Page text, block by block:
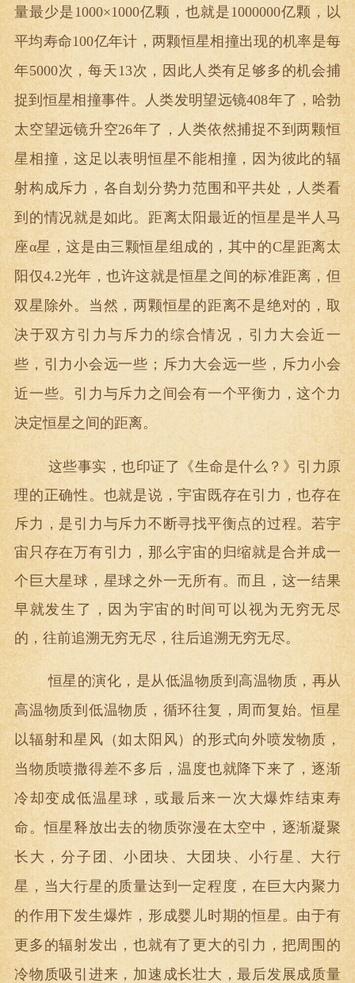
量最少是1000×1000亿颗，也就是1000000亿颗，以
平均寿命100亿年计，两颗恒星相撞出现的机率是每
年5000次，每天13次，因此人类有足够多的机会捕
捉到恒星相撞事件。人类发明望远镜408年了，哈勃
太空望远镜升空26年了，人类依然捕捉不到两颗恒
星相撞，这足以表明恒星不能相撞，因为彼此的辐
射构成斥力，各自划分势力范围和平共处，人类看
到的情况就是如此。距离太阳最近的恒星是半人马
座α星，这是由三颗恒星组成的，其中的C星距离太
阳仅4.2光年，也许这就是恒星之间的标准距离，但
双星除外。当然，两颗恒星的距离不是绝对的，取
决于双方引力与斥力的综合情况，引力大会近一
些，引力小会远一些；斥力大会远一些，斥力小会
近一些。引力与斥力之间会有一个平衡力，这个力
决定恒星之间的距离。
这些事实，也印证了《生命是什么？》引力原
理的正确性。也就是说，宇宙既存在引力，也存在
斥力，是引力与斥力不断寻找平衡点的过程。若宇
宙只存在万有引力，那么宇宙的归缩就是合并成一
个巨大星球，星球之外一无所有。而且，这一结果
早就发生了，因为宇宙的时间可以视为无穷无尽
的，往前追溯无穷无尽，往后追溯无穷无尽。
恒星的演化，是从低温物质到高温物质，再从
高温物质到低温物质，循环往复，周而复始。恒星
以辐射和星风（如太阳风）的形式向外喷发物质，
当物质喷撒得差不多后，温度也就降下来了，逐渐
冷却变成低温星球，或最后来一次大爆炸结束寿
命。恒星释放出去的物质弥漫在太空中，逐渐凝聚
长大，分子团、小团块、大团块、小行星、大行
星，当大行星的质量达到一定程度，在巨大内聚力
的作用下发生爆炸，形成婴儿时期的恒星。由于有
更多的辐射发出，也就有了更大的引力，把周围的
冷物质吸引进来，加速成长壮大，最后发展成质量